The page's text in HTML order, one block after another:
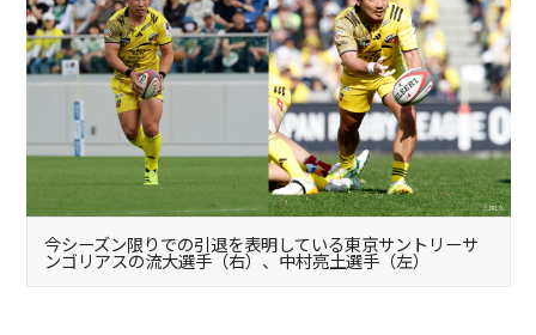
今シーズン限りでの引退を表明している東京サントリーサ
ンゴリアスの流大選手（右）、中村亮土選手（左）